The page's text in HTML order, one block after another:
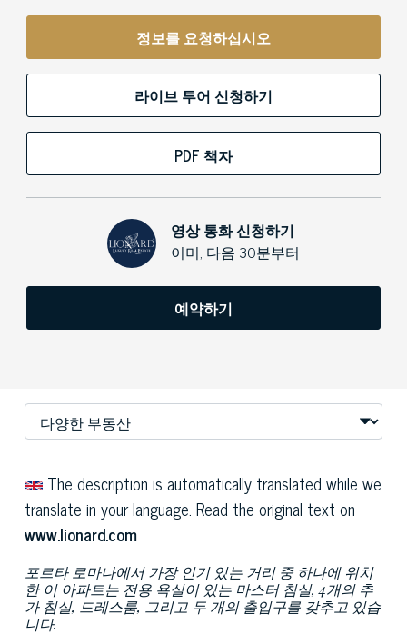
정보를 요청하십시오
라이브 투어 신청하기
PDF 책자
영상 통화 신청하기
이미, 다음 30분부터
예약하기
The description is automatically translated while we
translate in your language. Read the original text on
www.lionard.com
포르타 로마나에서 가장 인기 있는 거리 중 하나에 위치
한 이 아파트는 전용 욕실이 있는 마스터 침실, 4개의 추
가 침실, 드레스룸, 그리고 두 개의 출입구를 갖추고 있습
니다.